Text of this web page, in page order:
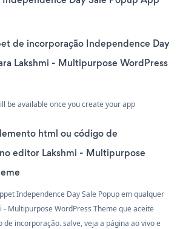
de incorporação Independence Day
Lakshmi - Multipurpose WordPress
be available once you create your app
html ou código de
editor Lakshmi - Multipurpose
Independence Day Sale Popup em qualquer
- Multipurpose WordPress Theme que aceite
de incorporação. salve, veja a página ao vivo e